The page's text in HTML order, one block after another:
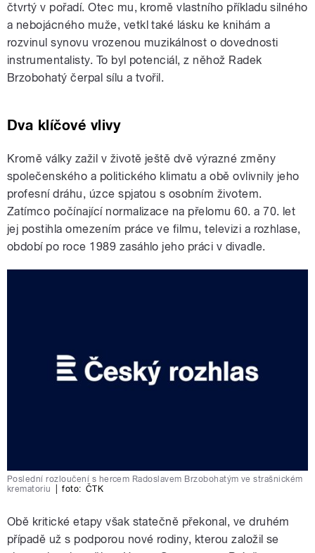
čtvrtý v pořadí. Otec mu, kromě vlastního příkladu silného
a nebojácného muže, vetkl také lásku ke knihám a
rozvinul synovu vrozenou muzikálnost o dovednosti
instrumentalisty. To byl potenciál, z něhož Radek
Brzobohatý čerpal sílu a tvořil.
Dva klíčové vlivy
Kromě války zažil v životě ještě dvě výrazné změny
společenského a politického klimatu a obě ovlivnily jeho
profesní dráhu, úzce spjatou s osobním životem.
Zatímco počínající normalizace na přelomu 60. a 70. let
jej postihla omezením práce ve filmu, televizi a rozhlase,
období po roce 1989 zasáhlo jeho práci v divadle.
Poslední rozloučení s hercem Radoslavem Brzobohatým ve strašnickém
krematoriu
foto: ČTK
Obě kritické etapy však statečně překonal, ve druhém
případě už s podporou nové rodiny, kterou založil se